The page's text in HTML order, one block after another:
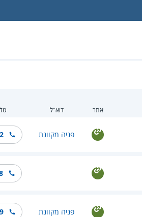
אתר דוא"ל
פניה מקוונת
פניה מקוונת